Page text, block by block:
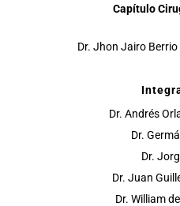
Capítulo
Dr. Jhon Jairo
Dr. Andrés
Dr.
Dr.
Dr. Juan
Dr. William